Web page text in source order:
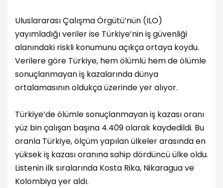
Uluslararası Çalışma Örgütü’nün (ILO)
yayımladığı veriler ise Türkiye’nin iş güvenliği
alanındaki riskli konumunu açıkça ortaya koydu.
Verilere göre Türkiye, hem ölümlü hem de ölümle
sonuçlanmayan iş kazalarında dünya
ortalamasının oldukça üzerinde yer alıyor.
Türkiye’de ölümle sonuçlanmayan iş kazası oranı
yüz bin çalışan başına 4.409 olarak kaydedildi. Bu
oranla Türkiye, ölçüm yapılan ülkeler arasında en
yüksek iş kazası oranına sahip dördüncü ülke oldu.
Listenin ilk sıralarında Kosta Rika, Nikaragua ve
Kolombiya yer aldı.